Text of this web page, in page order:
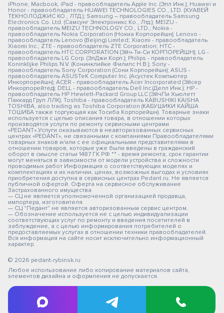
iPhone, Macbook, iPad - правообладатель Apple Inc. (Эпл Инк.); Huawei и
Honor - правообладатель HUAWEI TECHNOLOGIES CO., LTD. (ХУАВЕЙ
ТЕКНОЛОДЖИС КО., ЛТД.); Samsung – правообладатель Samsung
Electronics Co. Ltd. (Самсунг Электроникс Ко., Лтд.); MEIZU -
правообладатель MEIZU TECHNOLOGY CO., LTD.; Nokia -
правообладатель Nokia Corporation (Нокиа Корпорейшн); Lenovo -
правообладатель Lenovo (Beijing) Limited; Xiaomi - правообладатель
Xiaomi Inc.; ZTE - правообладатель ZTE Corporation; HTC -
правообладатель HTC CORPORATION (Эйч-Ти-Си КОРПОРЕЙШН); LG -
правообладатель LG Corp. (ЭлДжи Корп.); Philips - правообладатель
Koninklijke Philips N.V. (Конинклийке Филипс Н.В.); Sony -
правообладатель Sony Corporation (Сони Корпорейшн); ASUS -
правообладатель ASUSTeK Computer Inc. (Асустек Компьютер
Инкорпорейшн); ACER - правообладатель Acer Incorporated (Эйсер
Инкорпорейтед); DELL - правообладатель Dell Inc.(Делл Инк.); HP -
правообладатель HP Hewlett-Packard Group LLC (ЭйчПи Хьюлетт
Паккард Груп ЛЛК); Toshiba - правообладатель KABUSHIKI KAISHA
TOSHIBA, also trading as Toshiba Corporation (КАБУШИКИ КАЙША
ТОШИБА также торгующая как Тосиба Корпорейшн). Товарные знаки
используется с целью описания товара, в отношении которых
производятся услуги по ремонту сервисными центрами
«PEDANT».Услуги оказываются в неавторизованных сервисных
центрах «PEDANT», не связанными с компаниями Правообладателями
товарных знаков и/или с ее официальными представителями в
отношении товаров, которые уже были введены в гражданский
оборот в смысле статьи 1487 ГК РФ ** - время ремонта, срок гарантии
могут меняться в зависимости от модели устройства и сложности
проводимых работ Информация о соответствующих моделях и
комплектациях и их наличии, ценах, возможных выгодах и условиях
приобретения доступна в сервисных центрах Pedant.ru. Не является
публичной офертой. Оферта на сервисное обслуживание
Застрахованного имущества
— СЦ не является уполномоченной организацией продавца,
импортера, изготовителя.
— СЦ "Педант" не является авторизованным сервис центром.
— Обозначение используется не с целью индивидуализации
соответствующих услуг по ремонту и введения посетителей в
заблуждение, а с целью информирования потребителей о
предоставляемых услугах в отношении техники правообладателей.
Вся информация на сайте носит исключительно информационный
характер.
© 2026 pedant-rybinsk.ru
Любое использование либо копирование материалов сайта,
элементов дизайна и оформления не допускается.